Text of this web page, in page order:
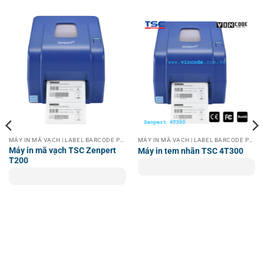
1. Công nghệ in trực tiếp hiện đại
Máy in nhiệt XP-G480E áp dụng công nghệ in nhiệt trực
tiếp hiện đại, không cần sử dụng mực in sẽ mang lại sự
tiện lợi và giảm chi phí vận hành cho doanh nghiệp.
Đặc biệt, máy in Xprinter XP-G480E có chức năng in tem
nhãn có độ bền cao và chống nước, đảm bảo tem nhãn
không bị phai mờ hoặc trôi khi tiếp xúc với nước hoặc trong
môi trường ẩm ướt.
Máy được trang bị đầu in nhiệt Nhật Bản mang công nghệ
MÁY IN MÃ VẠCH | LABEL BARCODE PRINTER
Máy in mã vạch TSC Zenpert
T200
MÁY IN MÃ VẠCH | LABEL BARCODE PRINTER
Máy in tem nhãn TSC 4T300